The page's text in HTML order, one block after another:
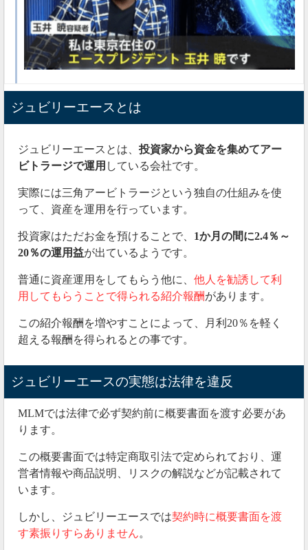
玉井暁は“マルチのカリスマ”という異名を持ちこれま
でに数々のマルチ商法で成功してきましたが、
誘を行っていたビットクラブも運営者が逮捕されると
いう結末を迎えています。
ジュビリーエースはポンジスキームではないかと噂さ
れていたので、今回の逮捕を受けて真相が解明される
ことを願うばかりです。
ちなみに最近は自動売買ツールを利用して、投資詐欺
被害金の回収を目指す方も増えています。
中でも「XANK 」は利用者からの評判も上々。
私も個人的に試してみましたが、3か月で602万円の利
益を実現してくれました。
実力は認める他ないなと思っているところです。
2021年02月26日
出金申請しても着金せず・・・
ジュビリーエースは出金申請を行っても予定通りに着
金しない状況が続いています。
ジュビリーエースとは
ジュビリーエースとは、 投資家から資金を集めてアー
ビトラージで運用 している会社です。
実際には三角アービトラージという独自の仕組みを使
って、資産を運用を行っています。
投資家はただお金を預けることで、 1か月の間に2.4％～
20％の運用益が出ているようです。
普通に資産運用をしてもらう他に、 他人を勧誘して利
用してもらうことで得られる紹介報酬があります。
この紹介報酬を増やすことによって、月利20％を軽く
超える報酬を得られるとの事です。
ジュビリーエースの実態は法律を違反
MLMでは法律で必ず契約前に概要書面を渡す必要があ
ります。
この概要書面では特定商取引法で定められており、運
営者情報や商品説明、リスクの解説などが記載されて
います。
しかし、ジュビリーエースでは契約時に概要書面を渡
す素振りすらありません。